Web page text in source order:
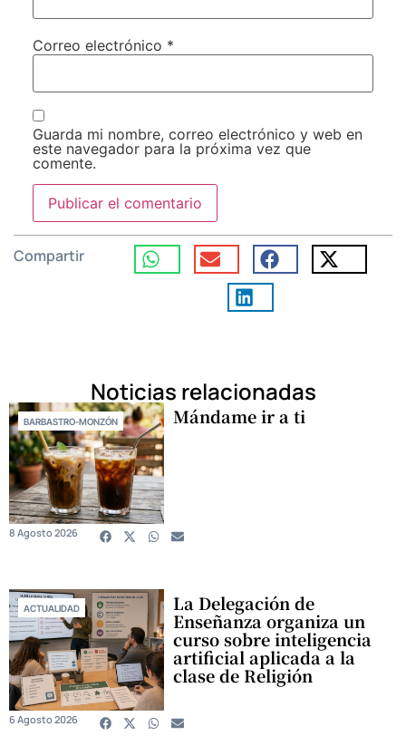
Correo electrónico *
Guarda mi nombre, correo electrónico y web en
este navegador para la próxima vez que
comente.
Compartir
Noticias relacionadas
BARBASTRO-MONZÓN Mándame ir a ti
8 Agosto 2026
ACTUALIDAD La Delegación de
Enseñanza organiza un
curso sobre inteligencia
artificial aplicada a la
clase de Religión
6 Agosto 2026